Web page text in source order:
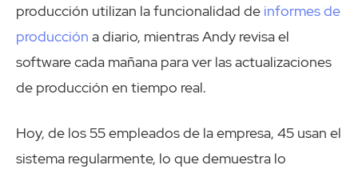
producción utilizan la funcionalidad de informes de
producción a diario, mientras Andy revisa el
software cada mañana para ver las actualizaciones
de producción en tiempo real.
Hoy, de los 55 empleados de la empresa, 45 usan el
sistema regularmente, lo que demuestra lo